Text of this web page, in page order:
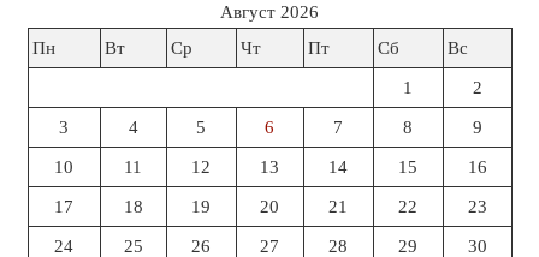
Август 2026
Пн
Вт Ср Чт Пт Сб Вс
1 2
3 4 5 6 7 8 9
10 11 12 13 14 15 16
17 18 19 20 21 22 23
24 25 26 27 28 29 30